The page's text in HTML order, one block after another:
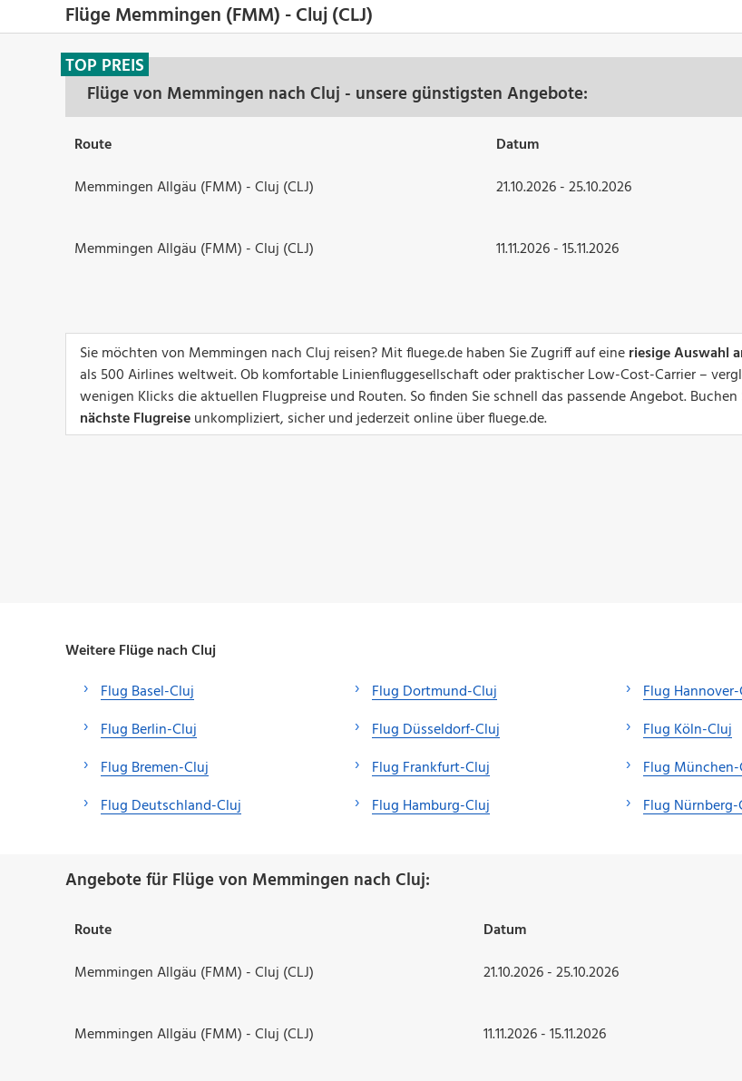
Flüge Memmingen (FMM) - Cluj (CLJ)
Flüge von Memmingen nach Cluj - unsere günstigsten Angebote:
TOP PREIS
Route Datum
Memmingen Allgäu (FMM) - Cluj (CLJ)
21.10.2026 - 25.10.2026
Memmingen Allgäu (FMM) - Cluj (CLJ) 11.11.2026 - 15.11.2026
Sie möchten von Memmingen nach Cluj reisen? Mit fluege.de haben Sie Zugriff auf eineriesige Auswahl
als 500 Airlines weltweit. Ob komfortable Linienfluggesellschaft oder praktischer Low-Cost-Carrier –
wenigen Klicks die aktuellen Flugpreise und Routen. So finden Sie schnell das passende Angebot.
nächste Flugreiseunkompliziert, sicher und jederzeit online über fluege.de.
Weitere Flüge nach Cluj
Flug Basel-Cluj
Flug Berlin-Cluj
Flug Bremen-Cluj
Flug Deutschland-Cluj
Flug Dortmund-Cluj
Flug Düsseldorf-Cluj
Flug Frankfurt-Cluj
Flug Hamburg-Cluj
Flug
Flug Köln-Cluj
Flug
Flug
Angebote für Flüge von Memmingen nach Cluj:
Route Datum
Memmingen Allgäu (FMM) - Cluj (CLJ)
21.10.2026 - 25.10.2026
Memmingen Allgäu (FMM) - Cluj (CLJ) 11.11.2026 - 15.11.2026